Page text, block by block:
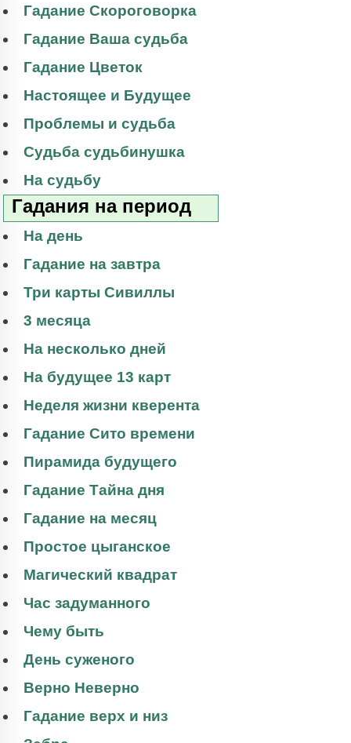
Гадание Скороговорка
Гадание Ваша судьба
Гадание Цветок
Настоящее и Будущее
Проблемы и судьба
Судьба судьбинушка
На судьбу
Гадания на период
На день
Гадание на завтра
Три карты Сивиллы
3 месяца
На несколько дней
На будущее 13 карт
Неделя жизни кверента
Гадание Сито времени
Пирамида будущего
Гадание Тайна дня
Гадание на месяц
Простое цыганское
Магический квадрат
Час задуманного
Чему быть
День суженого
Верно Неверно
Гадание верх и низ